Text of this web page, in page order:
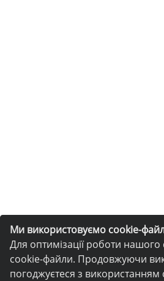
Ми використовуємо cookie-
Для оптимізації роботи
cookie-файли. Продовжуючи
погоджуєтеся з